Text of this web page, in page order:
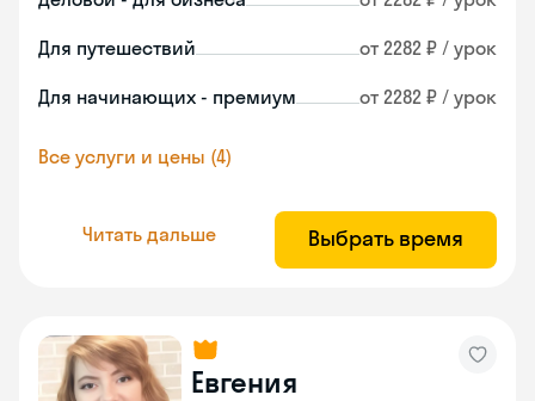
Для путешествий от 2282 ₽ / урок
Для начинающих - премиум от 2282 ₽ / урок
Все услуги и цены (4)
Читать дальше Выбрать время
Евгения